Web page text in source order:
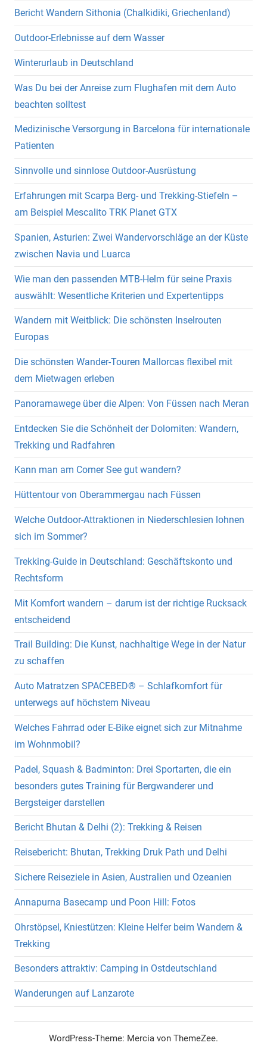
Bericht Wandern Sithonia (Chalkidiki, Griechenland)
Outdoor-Erlebnisse auf dem Wasser
Winterurlaub in Deutschland
Was Du bei der Anreise zum Flughafen mit dem Auto
beachten solltest
Medizinische Versorgung in Barcelona für internationale
Patienten
Sinnvolle und sinnlose Outdoor-Ausrüstung
Erfahrungen mit Scarpa Berg- und Trekking-Stiefeln –
am Beispiel Mescalito TRK Planet GTX
Spanien, Asturien: Zwei Wandervorschläge an der Küste
zwischen Navia und Luarca
Wie man den passenden MTB-Helm für seine Praxis
auswählt: Wesentliche Kriterien und Expertentipps
Wandern mit Weitblick: Die schönsten Inselrouten
Europas
Die schönsten Wander-Touren Mallorcas flexibel mit
dem Mietwagen erleben
Panoramawege über die Alpen: Von Füssen nach Meran
Entdecken Sie die Schönheit der Dolomiten: Wandern,
Trekking und Radfahren
Kann man am Comer See gut wandern?
Hüttentour von Oberammergau nach Füssen
Welche Outdoor-Attraktionen in Niederschlesien lohnen
sich im Sommer?
Trekking-Guide in Deutschland: Geschäftskonto und
Rechtsform
Mit Komfort wandern – darum ist der richtige Rucksack
entscheidend
Trail Building: Die Kunst, nachhaltige Wege in der Natur
zu schaffen
Auto Matratzen SPACEBED® – Schlafkomfort für
unterwegs auf höchstem Niveau
Welches Fahrrad oder E-Bike eignet sich zur Mitnahme
im Wohnmobil?
Padel, Squash & Badminton: Drei Sportarten, die ein
besonders gutes Training für Bergwanderer und
Bergsteiger darstellen
Bericht Bhutan & Delhi (2): Trekking & Reisen
Reisebericht: Bhutan, Trekking Druk Path und Delhi
Sichere Reiseziele in Asien, Australien und Ozeanien
Annapurna Basecamp und Poon Hill: Fotos
Ohrstöpsel, Kniestützen: Kleine Helfer beim Wandern &
Trekking
Besonders attraktiv: Camping in Ostdeutschland
Wanderungen auf Lanzarote
WordPress-Theme: Mercia von ThemeZee.